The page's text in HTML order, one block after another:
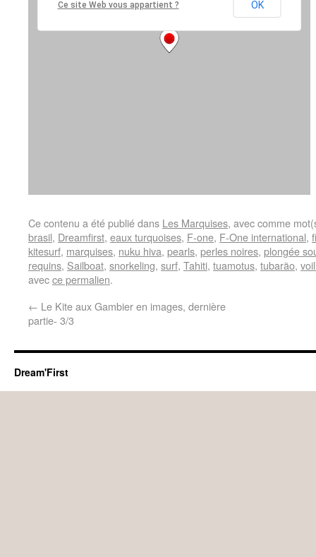
Ce contenu a été publié dans Les Marquises, avec comme
brasil, Dreamfirst, eaux turquoises, F-one, F-One international,
kitesurf, marquises, nuku hiva, pearls, perles noires, plongée
requins, Sailboat, snorkeling, surf, Tahiti, tuamotus, tubarão,
avecce permalien.
← Le Kite aux Gambier en images, dernière
partie- 3/3
Dream'First